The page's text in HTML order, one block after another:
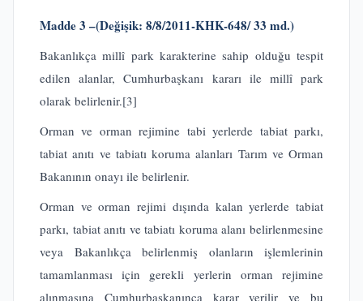
Madde 3 –(Değişik: 8/8/2011-KHK-648/ 33 md.)
Bakanlıkça millî park karakterine sahip olduğu tespit
edilen alanlar, Cumhurbaşkanı kararı ile millî park
olarak belirlenir.[3]
Orman ve orman rejimine tabi yerlerde tabiat parkı,
tabiat anıtı ve tabiatı koruma alanları Tarım ve Orman
Bakanının onayı ile belirlenir.
Orman ve orman rejimi dışında kalan yerlerde tabiat
parkı, tabiat anıtı ve tabiatı koruma alanı belirlenmesine
veya Bakanlıkça belirlenmiş olanların işlemlerinin
tamamlanması için gerekli yerlerin orman rejimine
alınmasına Cumhurbaşkanınca karar verilir ve bu